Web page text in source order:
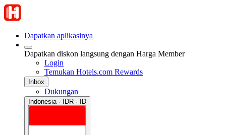
Dapatkan aplikasinya
Dapatkan diskon langsung dengan Harga Member
Login
Temukan Hotels.com Rewards
Inbox
Dukungan
Indonesia · IDR · ID